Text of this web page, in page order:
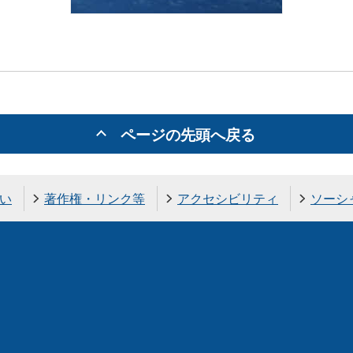
ページの先頭へ戻る
著作権・リンク等 アクセシビリティ ソー